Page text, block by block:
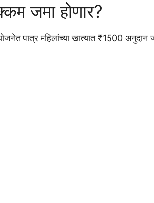
जमा होणार?
पात्र महिलांच्या खात्यात ₹1500 अनुदान